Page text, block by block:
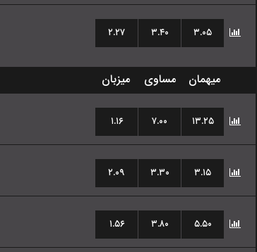
۲.۲۷ ۳.۴۰ ۳.۰۵
میزبان مساوی میهمان
۱.۱۶ ۷.۰۰ ۱۳.۲۵
۲.۰۹ ۳.۳۰ ۳.۱۵
۱.۵۶ ۳.۸۰ ۵.۵۰